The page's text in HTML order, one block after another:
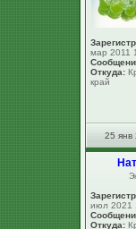
мар 2011
Откуда:
край
25 янв
июл 2021
Откуда: